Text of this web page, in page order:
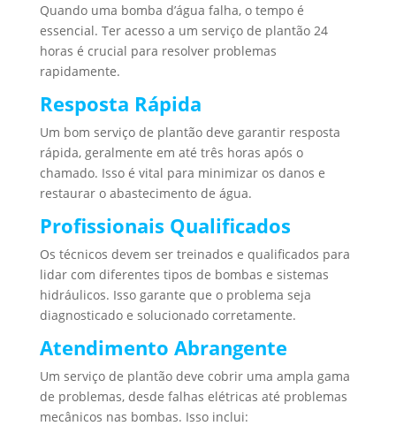
Quando uma bomba d’água falha, o tempo é
essencial. Ter acesso a um serviço de plantão 24
horas é crucial para resolver problemas
rapidamente.
Resposta Rápida
Um bom serviço de plantão deve garantir resposta
rápida, geralmente em até três horas após o
chamado. Isso é vital para minimizar os danos e
restaurar o abastecimento de água.
Profissionais Qualificados
Os técnicos devem ser treinados e qualificados para
lidar com diferentes tipos de bombas e sistemas
hidráulicos. Isso garante que o problema seja
diagnosticado e solucionado corretamente.
Atendimento Abrangente
Um serviço de plantão deve cobrir uma ampla gama
de problemas, desde falhas elétricas até problemas
mecânicos nas bombas. Isso inclui: